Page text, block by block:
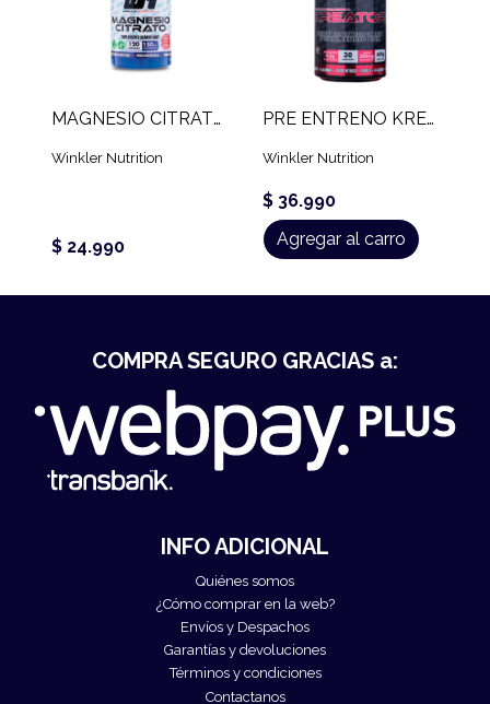
MAGNESIO CITRATO W1 (120 CAPS)
Winkler Nutrition
$ 24.990
PRE ENTRENO KREATOR (600 GR)
Winkler Nutrition
$ 36.990
Agregar al carro
INFO ADICIONAL
Quiénes somos
¿Cómo comprar en la web?
Envíos y Despachos
Garantías y devoluciones
Términos y condiciones
Contactanos
COMPRA SEGURO GRACIAS a: